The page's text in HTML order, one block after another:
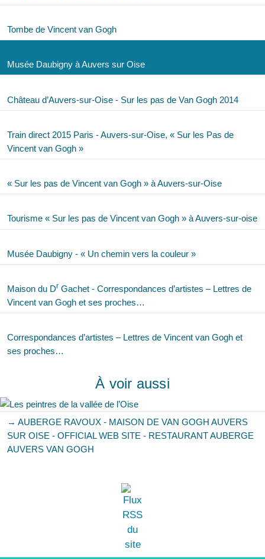
Tombe de Vincent van Gogh
Musée Daubigny à Auvers sur Oise
Château d’Auvers-sur-Oise - Sur les pas de Van Gogh 2014
Train direct 2015 Paris - Auvers-sur-Oise, « Sur les Pas de
Vincent van Gogh »
« Sur les pas de Vincent van Gogh » à Auvers-sur-Oise
Tourisme « Sur les pas de Vincent van Gogh » à Auvers-sur-oise
Musée Daubigny - « Un chemin vers la couleur »
Maison du Dr Gachet - Correspondances d’artistes – Lettres de
Vincent van Gogh et ses proches…
Correspondances d’artistes – Lettres de Vincent van Gogh et
ses proches…
À voir aussi
→ AUBERGE RAVOUX - MAISON DE VAN GOGH AUVERS
SUR OISE - OFFICIAL WEB SITE - RESTAURANT AUBERGE
AUVERS VAN GOGH